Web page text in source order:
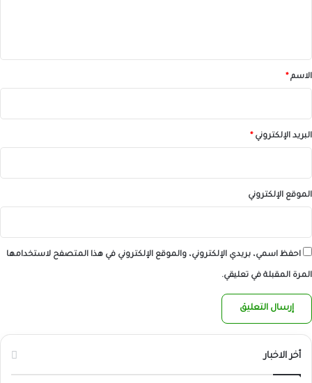
*الاسم*
البريد الإلكتروني*
الموقع الإلكتروني
احفظ اسمي، بريدي الإلكتروني، والموقع الإلكتروني في هذا المتصفح لاستخدامها
المرة المقبلة في تعليقي.
أخر الاخبار